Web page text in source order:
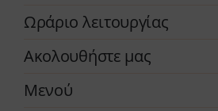
Ωράριο λειτουργίας
Ακολουθήστε μας
Μενού